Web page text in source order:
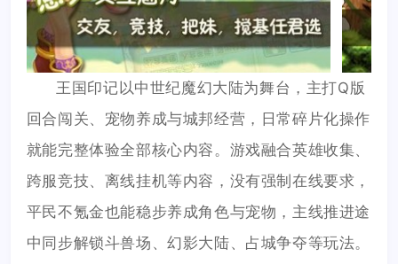
王国印记以中世纪魔幻大陆为舞台，主打Q版
回合闯关、宠物养成与城邦经营，日常碎片化操作
就能完整体验全部核心内容。游戏融合英雄收集、
跨服竞技、离线挂机等内容，没有强制在线要求，
平民不氪金也能稳步养成角色与宠物，主线推进途
中同步解锁斗兽场、幻影大陆、占城争夺等玩法。